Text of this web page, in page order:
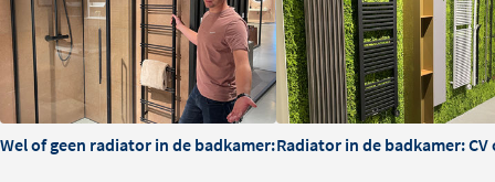
Standaardwerkdruk: 10 bar
Maximale bedrijfstemperatuur: 110°C
Aansluitingen: ½" (binnendraad)
Voor aansluiting van boven is een speciale
stromingsbuis voorgemonteerd in de rechter
Wel of geen radiator in de badkamer: is het nodig?Radiator in de badkamer: